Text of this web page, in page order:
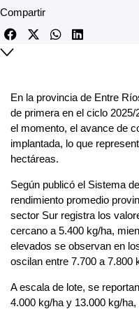
Compartir
En la provincia de Entre
de primera en el ciclo
el momento, el avance de
implantada, lo que
hectáreas.
Según publicó el Sistema
rendimiento promedio
sector Sur registra los
cercano a 5.400 kg/ha,
elevados se observan en
oscilan entre 7.700 a 7.800
A escala de lote, se
4.000 kg/ha y 13.000 kg/